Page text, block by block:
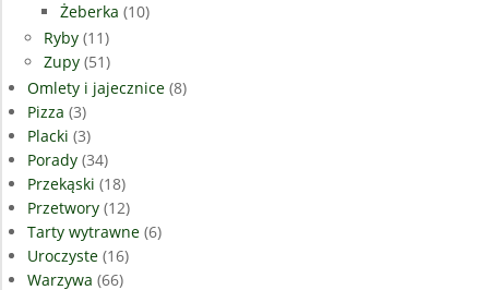
Żeberka (10)
Ryby (11)
Zupy (51)
Omlety i jajecznice (8)
Pizza (3)
Placki (3)
Porady (34)
Przekąski (18)
Przetwory (12)
Tarty wytrawne (6)
Uroczyste (16)
Warzywa (66)